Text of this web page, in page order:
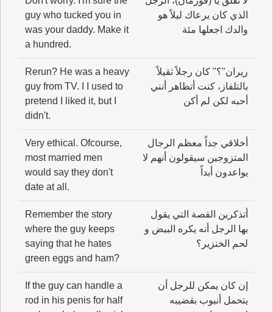
الذي كان يرعاك ليلاً هو
والدك اجعلها مئة
guy who tucked you in
was your daddy. Make it
a hundred.
ريران"؟" كان رجلاً ثقيلاً
بالتلفاز، كنت أتظاهر أنني
أحبه لكن لم أكن
Rerun? He was a heavy
guy from TV. I I used to
pretend I liked it, but I
didn't.
أخلاقي جداً معظم الرجال
المتزوجين سيقولون أنهم لا
يواعدون أبداً
Very ethical. Ofcourse,
most married men
would say they don't
date at all.
أتذكرين القصة التي يقول
بها الرجل أنه يكره البيض و
لحم الخنزير؟
Remember the story
where the guy keeps
saying that he hates
green eggs and ham?
إن كان يمكن للرجل أن
يتحمل أنبوب بقضيبه
If the guy can handle a
rod in his penis for half